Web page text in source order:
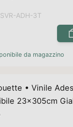
ADH-3T
da magazzino